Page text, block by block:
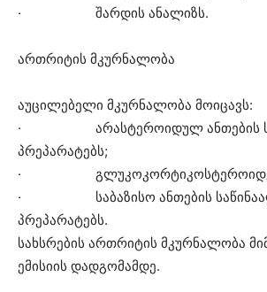
· შარდის ანალიზს.
ართრიტის მკურნალობა
აუცილებელი მკურნალობა მოიცავს:
· არასტეროიდულ ანთების
პრეპარატებს;
·
· საბაზისო ანთების
პრეპარატებს.
სახსრების ართრიტის მკურნალობა
ემისიის დადგომამდე.